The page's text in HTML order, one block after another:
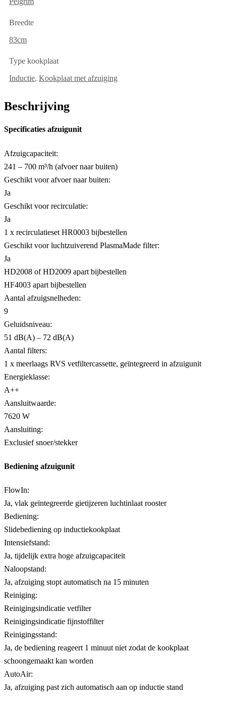
Breedte
83cm
Type kookplaat
Inductie, Kookplaat met afzuiging
Beschrijving
Specificaties afzuigunit
Afzuigcapaciteit:
241 – 700 m³/h (afvoer naar buiten)
Geschikt voor afvoer naar buiten:
Ja
Geschikt voor recirculatie:
Ja
1 x recirculatieset HR0003 bijbestellen
Geschikt voor luchtzuiverend PlasmaMade filter:
Ja
HD2008 of HD2009 apart bijbestellen
HF4003 apart bijbestellen
Aantal afzuigsnelheden:
9
Geluidsniveau:
51 dB(A) – 72 dB(A)
Aantal filters:
1 x meerlaags RVS vetfiltercassette, geïntegreerd in afzuigunit
Energieklasse:
A++
Aansluitwaarde:
7620 W
Aansluiting:
Exclusief snoer/stekker
Bediening afzuigunit
FlowIn:
Ja, vlak geïntegreerde gietijzeren luchtinlaat rooster
Bediening:
Slidebediening op inductiekookplaat
Intensiefstand:
Ja, tijdelijk extra hoge afzuigcapaciteit
Naloopstand:
Ja, afzuiging stopt automatisch na 15 minuten
Reiniging:
Reinigingsindicatie vetfilter
Reinigingsindicatie fijnstoffilter
Reinigingsstand:
Ja, de bediening reageert 1 minuut niet zodat de kookplaat
schoongemaakt kan worden
AutoAir:
Ja, afzuiging past zich automatisch aan op inductie stand